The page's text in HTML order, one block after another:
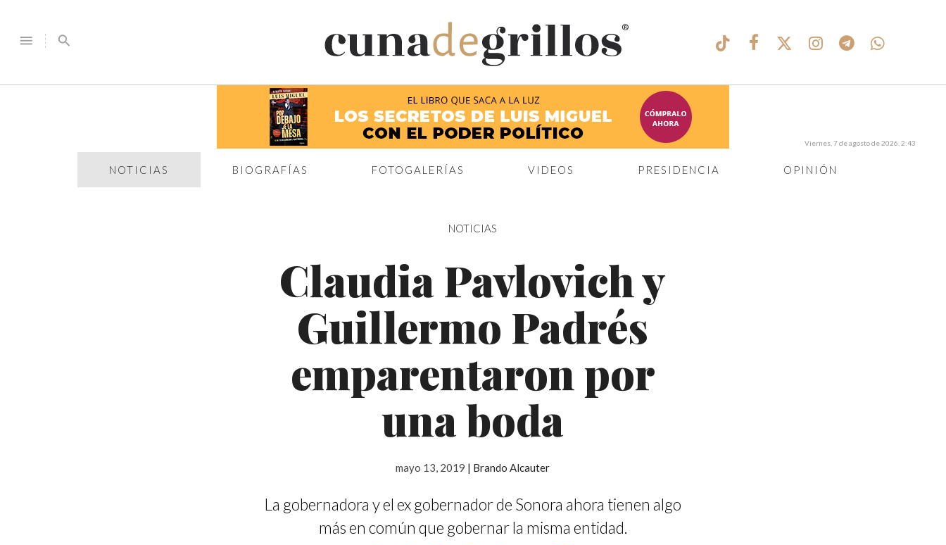
menu search
®
NOTICIAS BIOGRAFÍAS FOTOGALERÍAS VIDEOS PRESIDENCIA OPINIÓN
Viernes, 7 de agosto de 2026, 2:43
NOTICIAS
Claudia Pavlovich y
Guillermo Padrés
emparentaron por
una boda
mayo 13, 2019 | Brando Alcauter
La gobernadora y el ex gobernador de Sonora ahora tienen algo
más en común que gobernar la misma entidad.